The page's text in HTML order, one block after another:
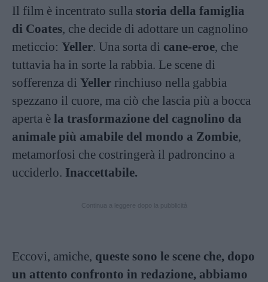
Il film è incentrato sulla storia della famiglia
di Coates, che decide di adottare un cagnolino
meticcio: Yeller. Una sorta di cane-eroe, che
tuttavia ha in sorte la rabbia. Le scene di
sofferenza di Yeller rinchiuso nella gabbia
spezzano il cuore, ma ciò che lascia più a bocca
aperta è la trasformazione del cagnolino da
animale più amabile del mondo a Zombie,
metamorfosi che costringerà il padroncino a
ucciderlo. Inaccettabile.
Eccovi, amiche, queste sono le scene che, dopo
un attento confronto in redazione, abbiamo